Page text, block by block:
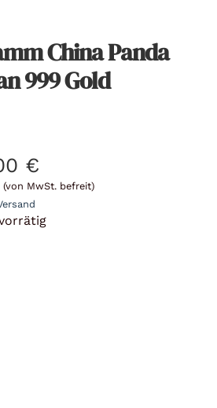
China Panda
999 Gold
€
MwSt. befreit)